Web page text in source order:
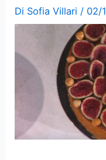
Di Sofia Villari / 02/